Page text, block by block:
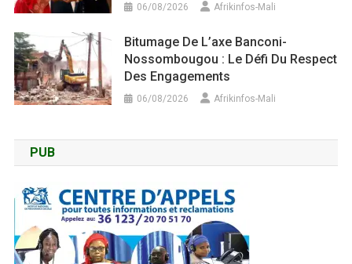
06/08/2026 Afrikinfos-Mali
Bitumage De L’axe Banconi-
Nossombougou : Le Défi Du Respect
Des Engagements
06/08/2026 Afrikinfos-Mali
PUB